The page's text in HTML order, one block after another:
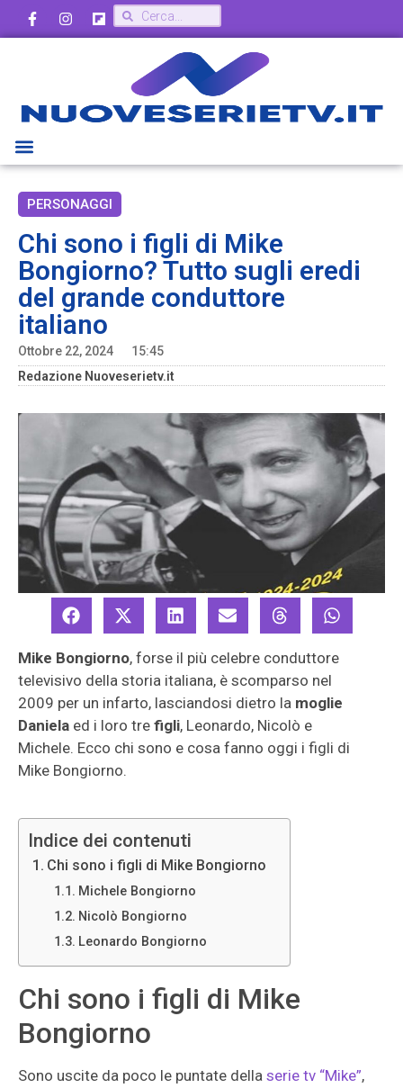
PERSONAGGI
Chi sono i figli di Mike
Bongiorno? Tutto sugli eredi
del grande conduttore
italiano
Ottobre 22, 2024
15:45
Redazione Nuoveserietv.it
Mike Bongiorno, forse il più celebre conduttore
televisivo della storia italiana, è scomparso nel
2009 per un infarto, lasciandosi dietro la moglie
Daniela ed i loro tre figli, Leonardo, Nicolò e
Michele. Ecco chi sono e cosa fanno oggi i figli di
Mike Bongiorno.
Indice dei contenuti
Chi sono i figli di Mike Bongiorno
Michele Bongiorno
Nicolò Bongiorno
Leonardo Bongiorno
Chi sono i figli di Mike
Bongiorno
Sono uscite da poco le puntate della serie tv “Mike”,